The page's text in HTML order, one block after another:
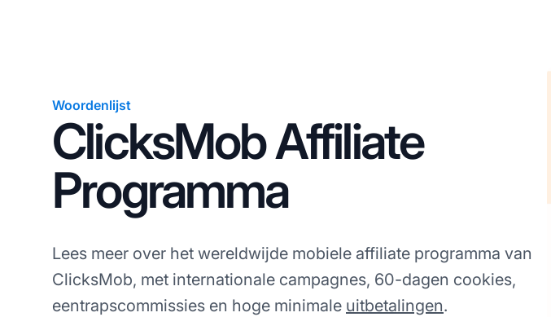
Woordenlijst
ClicksMob Affiliate
Programma
Lees meer over het wereldwijde mobiele affiliate programma van
ClicksMob, met internationale campagnes, 60-dagen cookies,
eentrapscommissies en hoge minimale uitbetalingen.